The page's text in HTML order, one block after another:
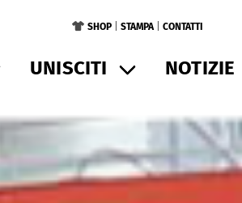
SHOP STAMPA| CONTATTI
UNISCITI NOTIZIE